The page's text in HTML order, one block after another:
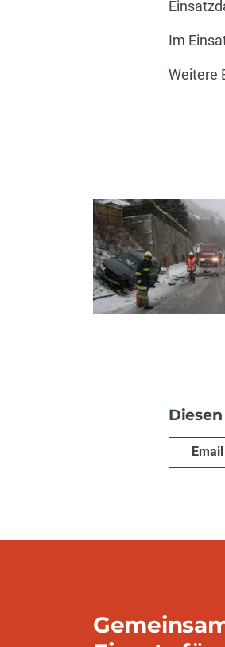
Im
Weitere
Email